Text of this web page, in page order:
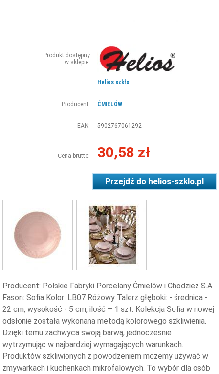
Produkt dostępny
w sklepie:
Helios szkło
Producent: ĆMIELÓW
EAN: 5902767061292
Cena brutto: 30,58 zł
Przejdź dohelios-szklo.pl
Producent: Polskie Fabryki Porcelany Ćmielów i Chodzież S.A.
Fason: Sofia Kolor: LB07 Różowy Talerz głęboki: - średnica -
22 cm, wysokość - 5 cm, ilość – 1 szt. Kolekcja Sofia w nowej
odsłonie została wykonana metodą kolorowego szkliwienia.
Dzięki temu zachwyca swoją barwą, jednocześnie
wytrzymując w najbardziej wymagających warunkach.
Produktów szkliwionych z powodzeniem możemy używać w
zmywarkach i kuchenkach mikrofalowych. To wybór dla osób